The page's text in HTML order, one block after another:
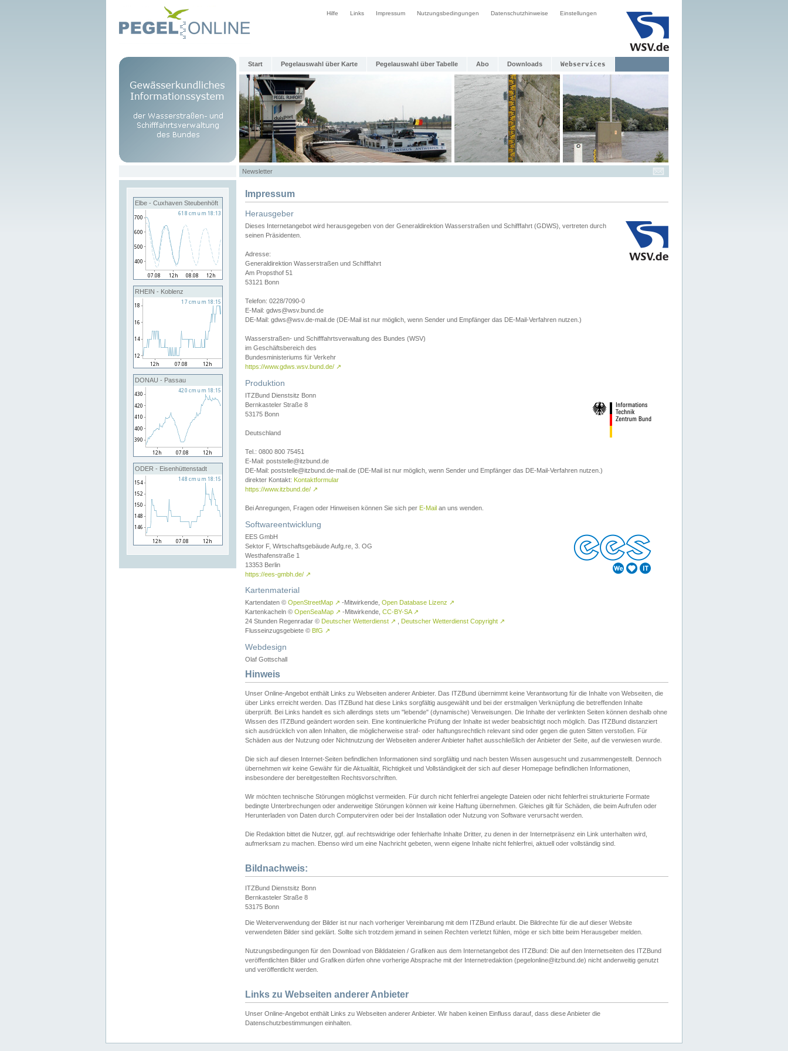
Hilfe Links Impressum Nutzungsbedingungen Datenschutzhinweise Einstellungen
Start Pegelauswahl über Karte Pegelauswahl über Tabelle Abo Downloads Webservices
Newsletter
Elbe - Cuxhaven Steubenhöft
RHEIN - Koblenz
DONAU - Passau
ODER - Eisenhüttenstadt
Impressum
Herausgeber
Dieses Internetangebot wird herausgegeben von der Generaldirektion Wasserstraßen und Schifffahrt (GDWS), vertreten durch
seinen Präsidenten.
Adresse:
Generaldirektion Wasserstraßen und Schifffahrt
Am Propsthof 51
53121 Bonn
Telefon: 0228/7090-0
E-Mail: gdws@wsv.bund.de
DE-Mail: gdws@wsv.de-mail.de (DE-Mail ist nur möglich, wenn Sender und Empfänger das DE-Mail-Verfahren nutzen.)
Wasserstraßen- und Schifffahrtsverwaltung des Bundes (WSV)
im Geschäftsbereich des
Bundesministeriums für Verkehr
https://www.gdws.wsv.bund.de/ ↗
Produktion
ITZBund Dienstsitz Bonn
Bernkasteler Straße 8
53175 Bonn
Deutschland
Tel.: 0800 800 75451
E-Mail: poststelle@itzbund.de
DE-Mail: poststelle@itzbund.de-mail.de (DE-Mail ist nur möglich, wenn Sender und Empfänger das DE-Mail-Verfahren nutzen.)
direkter Kontakt: Kontaktformular
https://www.itzbund.de/ ↗
Bei Anregungen, Fragen oder Hinweisen können Sie sich per E-Mail an uns wenden.
Softwareentwicklung
EES GmbH
Sektor F, Wirtschaftsgebäude Aufg.re, 3. OG
Westhafenstraße 1
13353 Berlin
https://ees-gmbh.de/ ↗
Kartenmaterial
Kartendaten © OpenStreetMap ↗ -Mitwirkende, Open Database Lizenz ↗
Kartenkacheln © OpenSeaMap ↗ -Mitwirkende, CC-BY-SA ↗
24 Stunden Regenradar © Deutscher Wetterdienst ↗ Deutscher Wetterdienst Copyright ↗
Flusseinzugsgebiete © BfG ↗
Webdesign
Olaf Gottschall
Hinweis
Unser Online-Angebot enthält Links zu Webseiten anderer Anbieter. Das ITZBund übernimmt keine Verantwortung für die Inhalte von Webseiten, die
über Links erreicht werden. Das ITZBund hat diese Links sorgfältig ausgewählt und bei der erstmaligen Verknüpfung die betreffenden Inhalte
überprüft. Bei Links handelt es sich allerdings stets um "lebende" (dynamische) Verweisungen. Die Inhalte der verlinkten Seiten können deshalb ohne
Wissen des ITZBund geändert worden sein. Eine kontinuierliche Prüfung der Inhalte ist weder beabsichtigt noch möglich. Das ITZBund distanziert
sich ausdrücklich von allen Inhalten, die möglicherweise straf- oder haftungsrechtlich relevant sind oder gegen die guten Sitten verstoßen. Für
Schäden aus der Nutzung oder Nichtnutzung der Webseiten anderer Anbieter haftet ausschließlich der Anbieter der Seite, auf die verwiesen wurde.
Die sich auf diesen Internet-Seiten befindlichen Informationen sind sorgfältig und nach besten Wissen ausgesucht und zusammengestellt. Dennoch
übernehmen wir keine Gewähr für die Aktualität, Richtigkeit und Vollständigkeit der sich auf dieser Homepage befindlichen Informationen,
insbesondere der bereitgestellten Rechtsvorschriften.
Wir möchten technische Störungen möglichst vermeiden. Für durch nicht fehlerfrei angelegte Dateien oder nicht fehlerfrei strukturierte Formate
bedingte Unterbrechungen oder anderweitige Störungen können wir keine Haftung übernehmen. Gleiches gilt für Schäden, die beim Aufrufen oder
Herunterladen von Daten durch Computerviren oder bei der Installation oder Nutzung von Software verursacht werden.
Die Redaktion bittet die Nutzer, ggf. auf rechtswidrige oder fehlerhafte Inhalte Dritter, zu denen in der Internetpräsenz ein Link unterhalten wird,
aufmerksam zu machen. Ebenso wird um eine Nachricht gebeten, wenn eigene Inhalte nicht fehlerfrei, aktuell oder vollständig sind.
Bildnachweis:
ITZBund Dienstsitz Bonn
Bernkasteler Straße 8
53175 Bonn
Die Weiterverwendung der Bilder ist nur nach vorheriger Vereinbarung mit dem ITZBund erlaubt. Die Bildrechte für die auf dieser Website
verwendeten Bilder sind geklärt. Sollte sich trotzdem jemand in seinen Rechten verletzt fühlen, möge er sich bitte beim Herausgeber melden.
Nutzungsbedingungen für den Download von Bilddateien / Grafiken aus dem Internetangebot des ITZBund: Die auf den Internetseiten des ITZBund
veröffentlichten Bilder und Grafiken dürfen ohne vorherige Absprache mit der Internetredaktion (pegelonline@itzbund.de) nicht anderweitig genutzt
und veröffentlicht werden.
Links zu Webseiten anderer Anbieter
Unser Online-Angebot enthält Links zu Webseiten anderer Anbieter. Wir haben keinen Einfluss darauf, dass diese Anbieter die
Datenschutzbestimmungen einhalten.